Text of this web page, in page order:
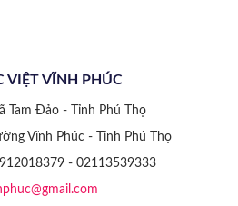
VIỆT VĨNH PHÚC
Tam Đảo - Tỉnh Phú Thọ
Vĩnh Phúc - Tỉnh Phú Thọ
- 02113539333